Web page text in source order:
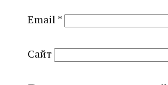
Email *
Сайт